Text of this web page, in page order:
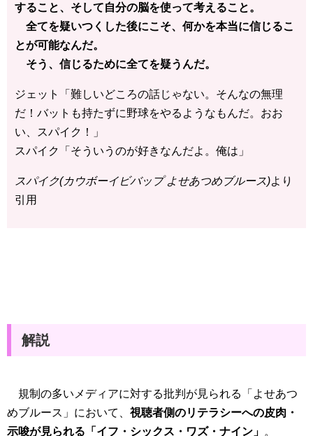
すること、そして自分の脳を使って考えること。
全てを疑いつくした後にこそ、何かを本当に信じるこ
とが可能なんだ。
そう、信じるために全てを疑うんだ。
ジェット「難しいどころの話じゃない。そんなの無理
だ！バットも持たずに野球をやるようなもんだ。おお
い、スパイク！」
スパイク「そういうのが好きなんだよ。俺は」
スパイク(カウボーイビバップ よせあつめブルース)より
引用
解説
規制の多いメディアに対する批判が見られる「よせあつ
めブルース」において、 視聴者側のリテラシーへの皮肉・
示唆が見られる「イフ・シックス・ワズ・ナイン」 。